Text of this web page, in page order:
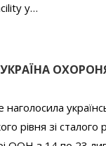
у…
УКРАЇНА
рівня зі